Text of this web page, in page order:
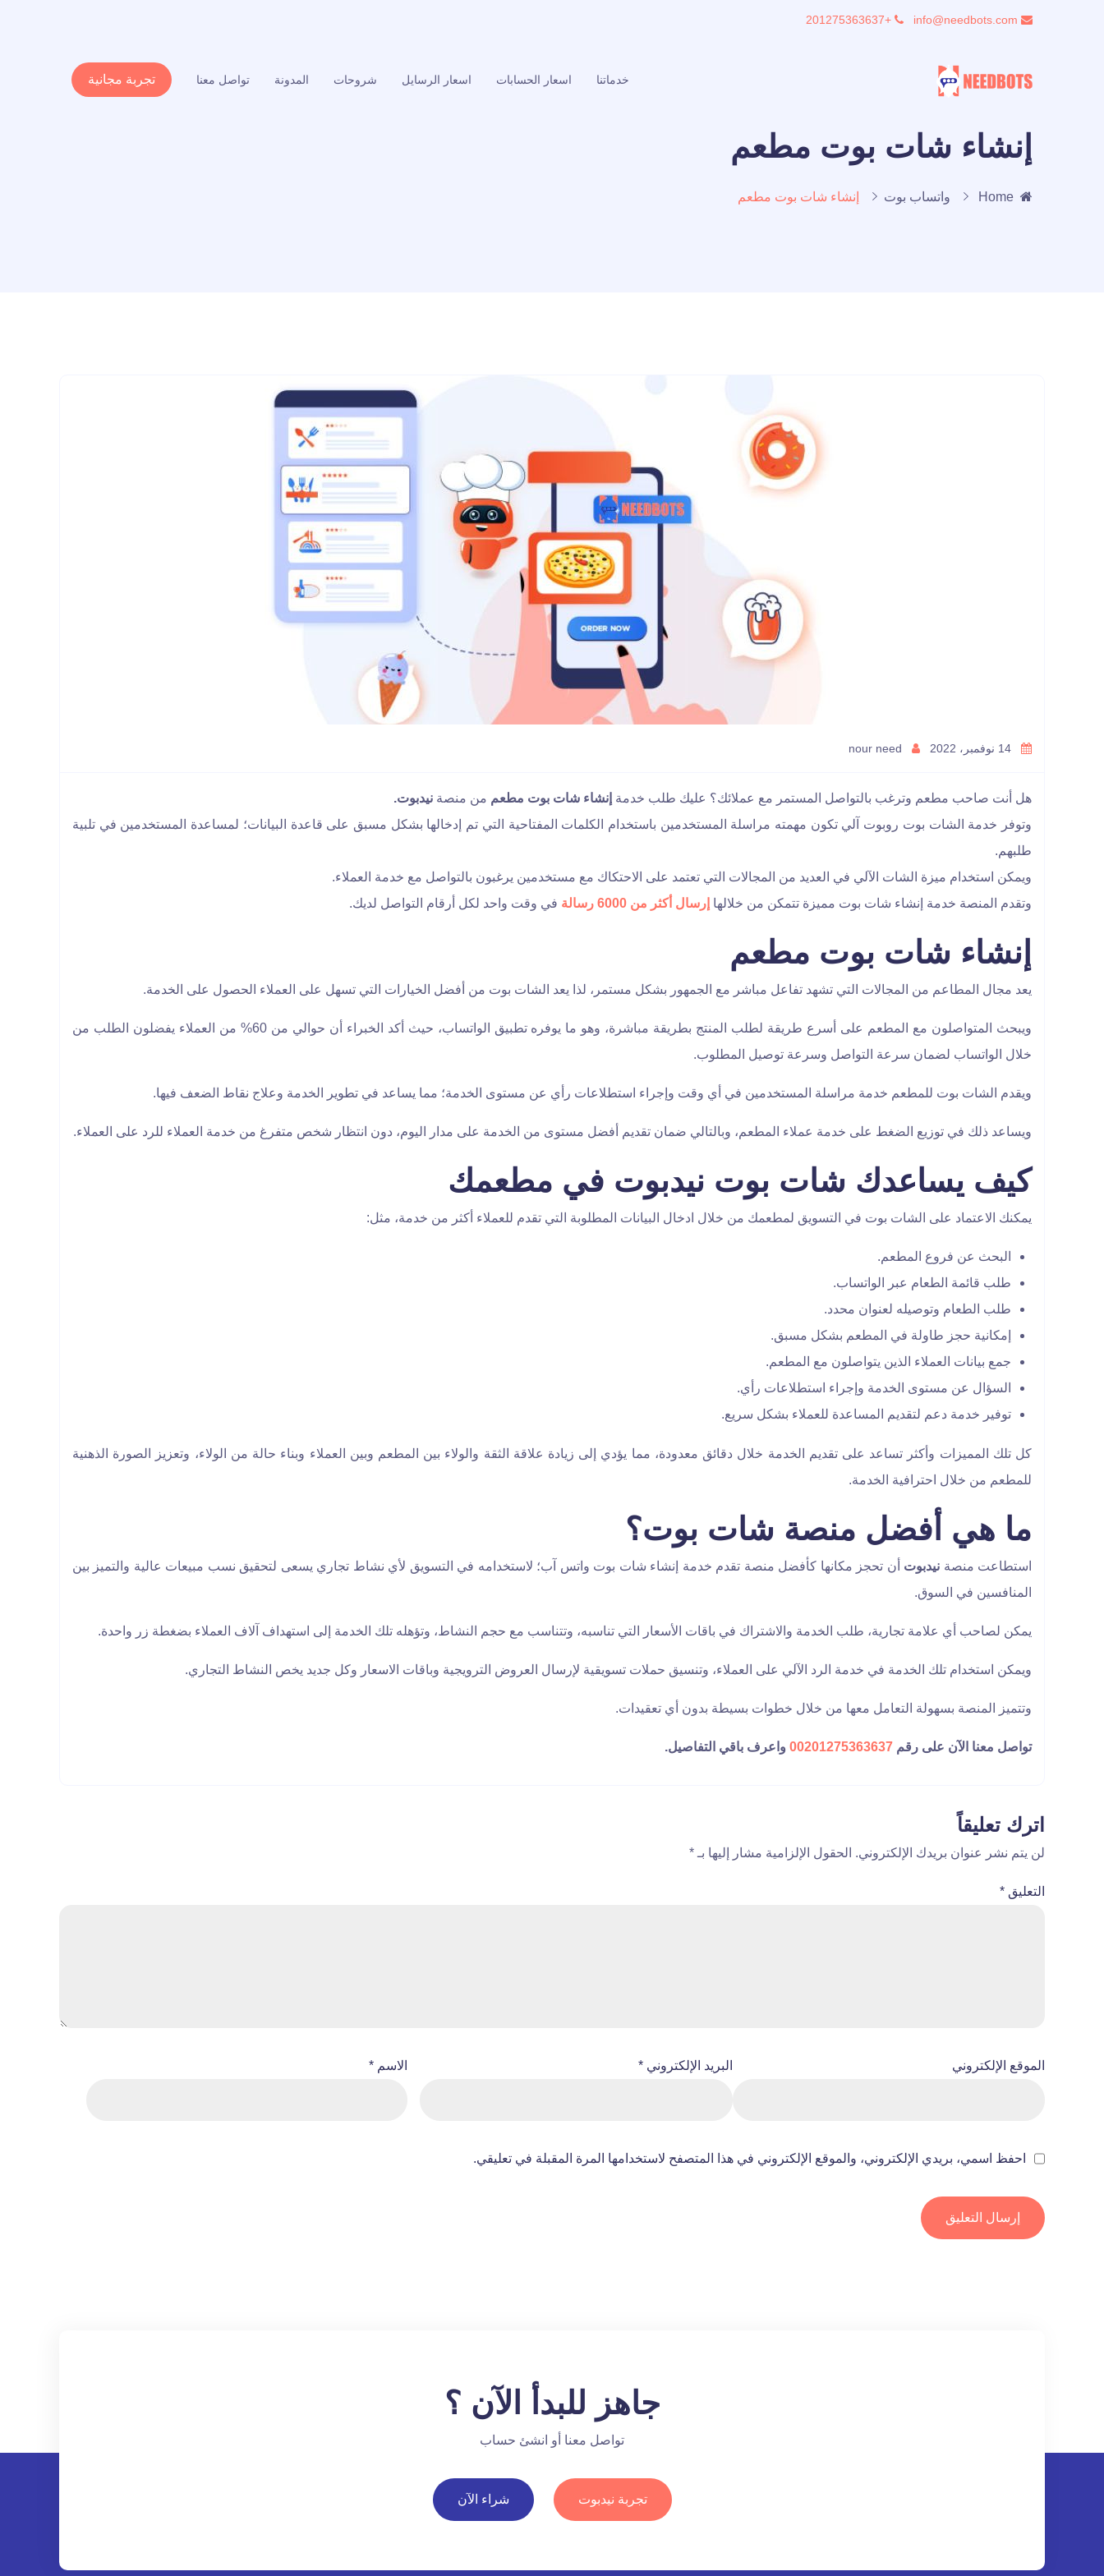
+201275363637
خدماتنا اسعار الحسابات اسعار الرسايل شروحات المدونة تواصل معنا تجربة مجانية
إنشاء شات بوت مطعم
Home واتساب بوت إنشاء شات بوت مطعم
14 نوفمبر، 2022
هل أنت صاحب مطعم وترغب بالتواصل المستمر مع عملائك؟ عليك طلب خدمة إنشاء شات بوت مطعم من منصة نيدبوت.
وتوفر خدمة الشات بوت روبوت آلي تكون مهمته مراسلة المستخدمين باستخدام الكلمات المفتاحية التي تم إدخالها بشكل مسبق على قاعدة البيانات؛ لمساعدة المستخدمين في تلبية
طلبهم.
ويمكن استخدام ميزة الشات الآلي في العديد من المجالات التي تعتمد على الاحتكاك مع مستخدمين يرغبون بالتواصل مع خدمة العملاء.
وتقدم المنصة خدمة إنشاء شات بوت مميزة تتمكن من خلالها إرسال أكثر من 6000 رسالة في وقت واحد لكل أرقام التواصل لديك.
إنشاء شات بوت مطعم
يعد مجال المطاعم من المجالات التي تشهد تفاعل مباشر مع الجمهور بشكل مستمر، لذا يعد الشات بوت من أفضل الخيارات التي تسهل على العملاء الحصول على الخدمة.
ويبحث المتواصلون مع المطعم على أسرع طريقة لطلب المنتج بطريقة مباشرة، وهو ما يوفره تطبيق الواتساب، حيث أكد الخبراء أن حوالي من 60% من العملاء يفضلون الطلب من
خلال الواتساب لضمان سرعة التواصل وسرعة توصيل المطلوب.
ويقدم الشات بوت للمطعم خدمة مراسلة المستخدمين في أي وقت وإجراء استطلاعات رأي عن مستوى الخدمة؛ مما يساعد في تطوير الخدمة وعلاج نقاط الضعف فيها.
ويساعد ذلك في توزيع الضغط على خدمة عملاء المطعم، وبالتالي ضمان تقديم أفضل مستوى من الخدمة على مدار اليوم، دون انتظار شخص متفرغ من خدمة العملاء للرد على العملاء.
كيف يساعدك شات بوت نيدبوت في مطعمك
يمكنك الاعتماد على الشات بوت في التسويق لمطعمك من خلال ادخال البيانات المطلوبة التي تقدم للعملاء أكثر من خدمة، مثل:
البحث عن فروع المطعم.
طلب قائمة الطعام عبر الواتساب.
طلب الطعام وتوصيله لعنوان محدد.
إمكانية حجز طاولة في المطعم بشكل مسبق.
جمع بيانات العملاء الذين يتواصلون مع المطعم.
السؤال عن مستوى الخدمة وإجراء استطلاعات رأي.
توفير خدمة دعم لتقديم المساعدة للعملاء بشكل سريع.
كل تلك المميزات وأكثر تساعد على تقديم الخدمة خلال دقائق معدودة، مما يؤدي إلى زيادة علاقة الثقة والولاء بين المطعم وبين العملاء وبناء حالة من الولاء، وتعزيز الصورة الذهنية
للمطعم من خلال احترافية الخدمة.
ما هي أفضل منصة شات بوت؟
استطاعت منصة نيدبوت أن تحجز مكانها كأفضل منصة تقدم خدمة إنشاء شات بوت واتس آب؛ لاستخدامه في التسويق لأي نشاط تجاري يسعى لتحقيق نسب مبيعات عالية والتميز بين
المنافسين في السوق.
يمكن لصاحب أي علامة تجارية، طلب الخدمة والاشتراك في باقات الأسعار التي تناسبه، وتتناسب مع حجم النشاط، وتؤهله تلك الخدمة إلى استهداف آلاف العملاء بضغطة زر واحدة.
ويمكن استخدام تلك الخدمة في خدمة الرد الآلي على العملاء، وتنسيق حملات تسويقية لإرسال العروض الترويجية وباقات الاسعار وكل جديد يخص النشاط التجاري.
وتتميز المنصة بسهولة التعامل معها من خلال خطوات بسيطة بدون أي تعقيدات.
تواصل معنا الآن على رقم 00201275363637 واعرف باقي التفاصيل.
اترك تعليقاً
لن يتم نشر عنوان بريدك الإلكتروني. الحقول الإلزامية مشار إليها بـ *
التعليق *
الاسم * البريد الإلكتروني* الموقع الإلكتروني
احفظ اسمي، بريدي الإلكتروني، والموقع الإلكتروني في هذا المتصفح لاستخدامها المرة المقبلة في تعليقي.
جاهز للبدأ الآن ؟
تواصل معنا أو انشئ حساب
تجربة نيدبوت شراء الآن